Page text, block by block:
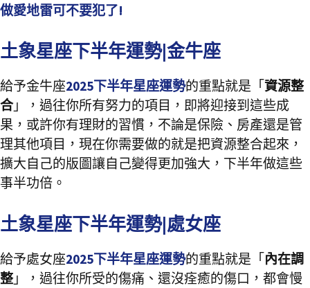
做愛地雷可不要犯了!
土象星座下半年運勢|金牛座
給予金牛座2025下半年星座運勢的重點就是「 資源整
合 」，過往你所有努力的項目，即將迎接到這些成
果，或許你有理財的習慣，不論是保險、房產還是管
理其他項目，現在你需要做的就是把資源整合起來，
擴大自己的版圖讓自己變得更加強大，下半年做這些
事半功倍。
土象星座下半年運勢|處女座
給予處女座2025下半年星座運勢的重點就是「內在調
整」，過往你所受的傷痛、還沒痊癒的傷口，都會慢